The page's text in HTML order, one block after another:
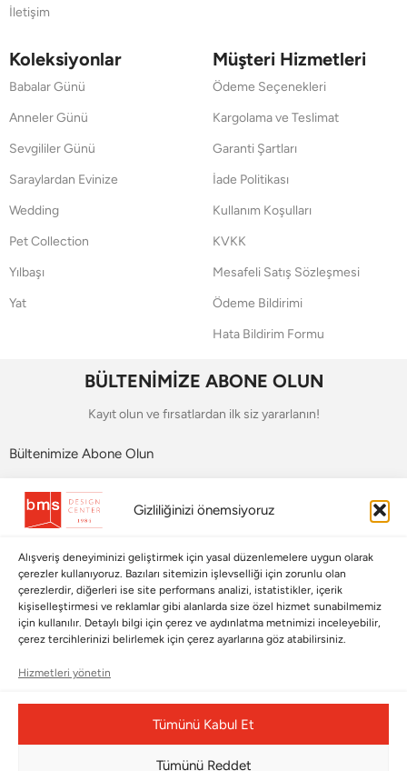
Gizliliğinizi önemsiyoruz
Alışveriş deneyiminizi geliştirmek için yasal düzenlemelere uygun olarak
çerezler kullanıyoruz. Bazıları sitemizin işlevselliği için zorunlu olan
çerezlerdir, diğerleri ise site performans analizi, istatistikler, içerik
kişiselleştirmesi ve reklamlar gibi alanlarda size özel hizmet sunabilmemiz
için kullanılır. Detaylı bilgi için çerez ve aydınlatma metnimizi inceleyebilir,
çerez tercihlerinizi belirlemek için çerez ayarlarına göz atabilirsiniz.
Hizmetleri yönetin
Tümünü Kabul Et
Tümünü Reddet
İletişim
Koleksiyonlar
Babalar Günü
Anneler Günü
Sevgililer Günü
Saraylardan Evinize
Wedding
Pet Collection
Yılbaşı
Yat
Müşteri Hizmetleri
Ödeme Seçenekleri
Kargolama ve Teslimat
Garanti Şartları
İade Politikası
Kullanım Koşulları
KVKK
Mesafeli Satış Sözleşmesi
Ödeme Bildirimi
Hata Bildirim Formu
BÜLTENİMİZE ABONE OLUN
Kayıt olun ve fırsatlardan ilk siz yararlanın!
Bültenimize Abone Olun